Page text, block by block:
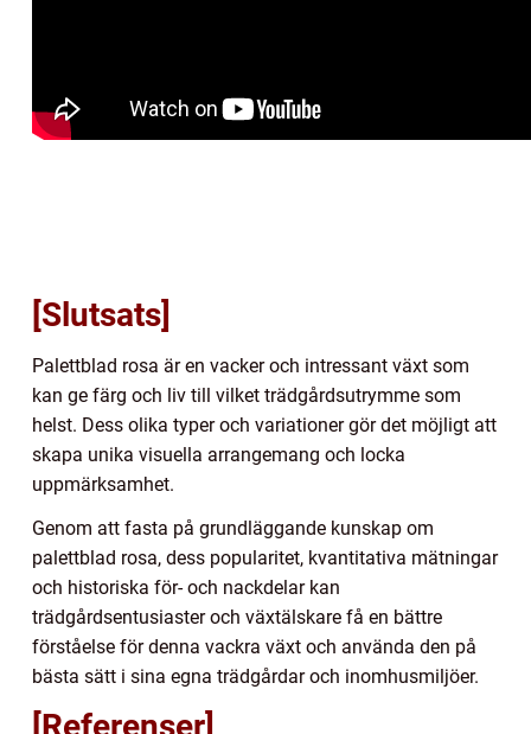
[Slutsats]
Palettblad rosa är en vacker och intressant växt som
kan ge färg och liv till vilket trädgårdsutrymme som
helst. Dess olika typer och variationer gör det möjligt att
skapa unika visuella arrangemang och locka
uppmärksamhet.
Genom att fasta på grundläggande kunskap om
palettblad rosa, dess popularitet, kvantitativa mätningar
och historiska för- och nackdelar kan
trädgårdsentusiaster och växtälskare få en bättre
förståelse för denna vackra växt och använda den på
bästa sätt i sina egna trädgårdar och inomhusmiljöer.
[Referenser]